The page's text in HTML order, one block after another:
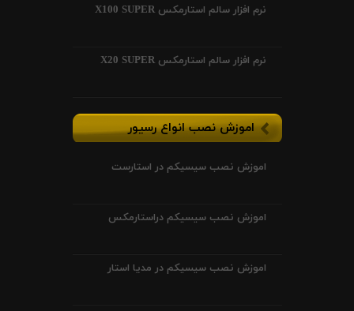
نرم افزار سالم استارمکس X100 SUPER
نرم افزار سالم استارمکس X20 SUPER
اموزش نصب انواع رسیور
اموزش نصب سیسیکم در استارست
اموزش نصب سیسیکم دراستارمکس
اموزش نصب سیسیکم در مدیا استار